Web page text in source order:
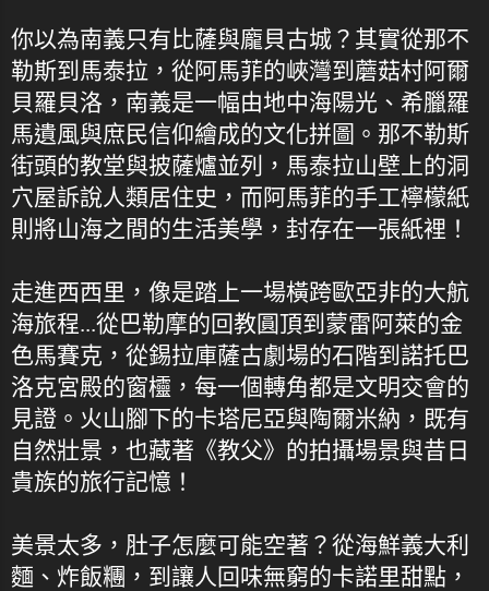
你以為南義只有比薩與龐貝古城？其實從那不
勒斯到馬泰拉，從阿馬菲的峽灣到蘑菇村阿爾
貝羅貝洛，南義是一幅由地中海陽光、希臘羅
馬遺風與庶民信仰繪成的文化拼圖。那不勒斯
街頭的教堂與披薩爐並列，馬泰拉山壁上的洞
穴屋訴說人類居住史，而阿馬菲的手工檸檬紙
則將山海之間的生活美學，封存在一張紙裡！
走進西西里，像是踏上一場橫跨歐亞非的大航
海旅程...從巴勒摩的回教圓頂到蒙雷阿萊的金
色馬賽克，從錫拉庫薩古劇場的石階到諾托巴
洛克宮殿的窗欞，每一個轉角都是文明交會的
見證。火山腳下的卡塔尼亞與陶爾米納，既有
自然壯景，也藏著《教父》的拍攝場景與昔日
貴族的旅行記憶！
美景太多，肚子怎麼可能空著？從海鮮義大利
麵、炸飯糰，到讓人回味無窮的卡諾里甜點，